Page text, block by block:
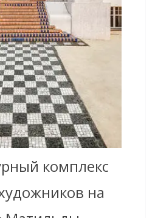
комплекс
на